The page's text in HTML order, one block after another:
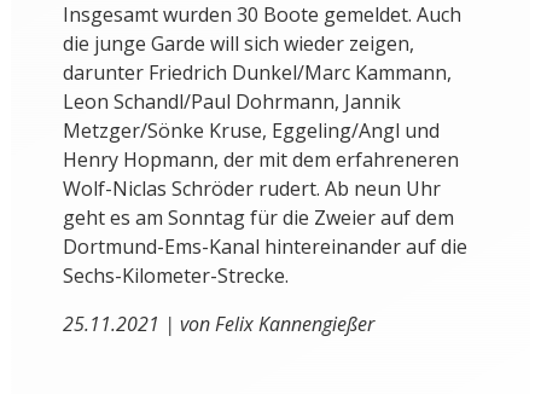
Insgesamt wurden 30 Boote gemeldet. Auch
die junge Garde will sich wieder zeigen,
darunter Friedrich Dunkel/Marc Kammann,
Leon Schandl/Paul Dohrmann, Jannik
Metzger/Sönke Kruse, Eggeling/Angl und
Henry Hopmann, der mit dem erfahreneren
Wolf-Niclas Schröder rudert. Ab neun Uhr
geht es am Sonntag für die Zweier auf dem
Dortmund-Ems-Kanal hintereinander auf die
Sechs-Kilometer-Strecke.
25.11.2021 | von Felix Kannengießer